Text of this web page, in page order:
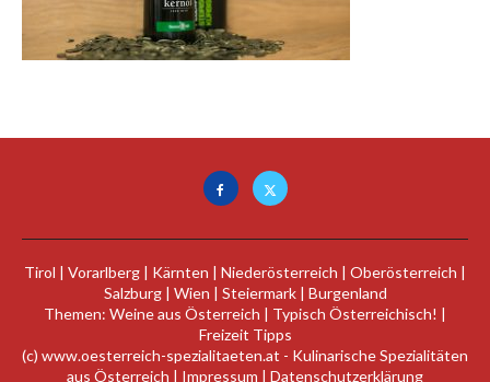
Tirol | Vorarlberg | Kärnten | Niederösterreich | Oberösterreich |
Salzburg| Wien | Steiermark| Burgenland
Themen: Weine aus Österreich | Typisch Österreichisch! |
Freizeit Tipps
(c) www.oesterreich-spezialitaeten.at - Kulinarische Spezialitäten
aus Österreich | Impressum | Datenschutzerklärung